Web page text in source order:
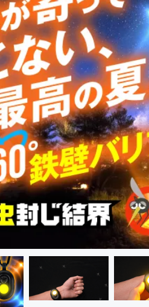
テクノロジー・ガジェット
映像・映画
ビジネス・起業
まちづくり・地域活性化